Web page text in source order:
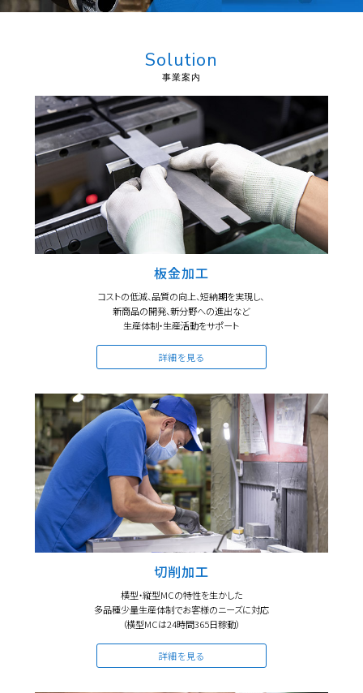
Solution
板金加工
コストの低減、品質の向上、短納期を実現し、
新商品の開発、新分野への進出など
生産体制・生産活動をサポート
詳細を見る
切削加工
横型・縦型MCの特性を生かした
多品種少量生産体制でお客様のニーズに対応
（横型MCは24時間365日稼動）
詳細を見る